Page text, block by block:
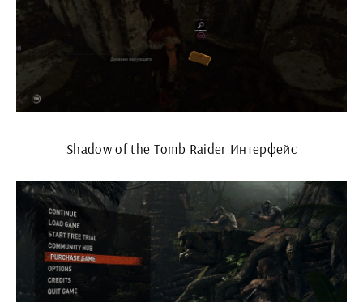
Shadow of the Tomb Raider Интерфейс